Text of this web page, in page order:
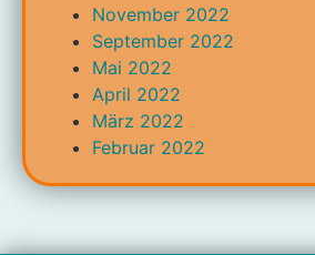
November 2022
September 2022
Mai 2022
April 2022
März 2022
Februar 2022